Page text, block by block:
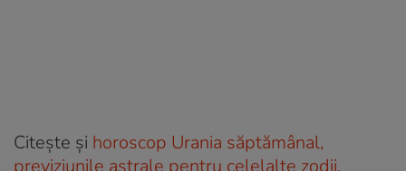
Citește și horoscop Urania săptămânal,
previziunile astrale pentru celelalte zodii.